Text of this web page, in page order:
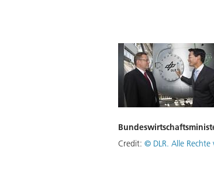
Credit: © DLR. Alle